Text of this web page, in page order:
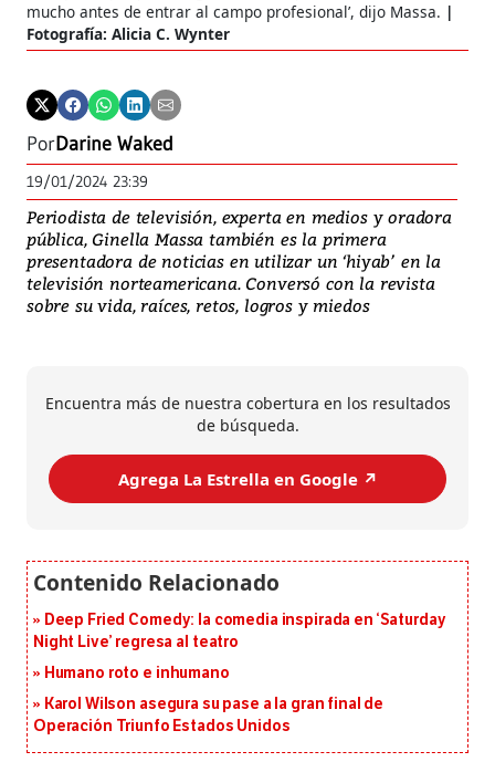
mucho antes de entrar al campo profesional’, dijo Massa.
Fotografía: Alicia C. Wynter
PorDarine Waked
19/01/2024 23:39
Periodista de televisión, experta en medios y oradora
pública, Ginella Massa también es la primera
presentadora de noticias en utilizar un ‘hiyab’ en la
televisión norteamericana. Conversó con la revista
sobre su vida, raíces, retos, logros y miedos
Encuentra más de nuestra cobertura en los resultados
de búsqueda.
Agrega La Estrella en Google ↗️
Deep Fried Comedy: la comedia inspirada en ‘Saturday
Night Live’ regresa al teatro
Humano roto e inhumano
Karol Wilson asegura su pase a la gran final de
Operación Triunfo Estados Unidos